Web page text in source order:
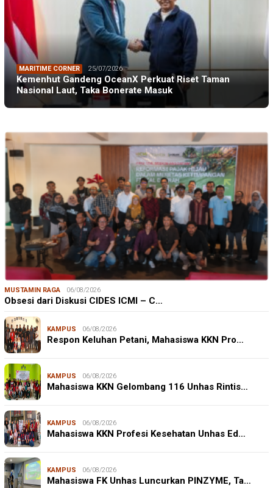
MARITIME CORNER 25/07/2026
Kemenhut Gandeng OceanX Perkuat Riset Taman
Nasional Laut, Taka Bonerate Masuk
MUSTAMIN RAGA 06/08/2026
Obsesi dari Diskusi CIDES ICMI – C…
KAMPUS 06/08/2026
Respon Keluhan Petani, Mahasiswa KKN Pro…
KAMPUS 06/08/2026
Mahasiswa KKN Gelombang 116 Unhas Rintis…
KAMPUS 06/08/2026
Mahasiswa KKN Profesi Kesehatan Unhas Ed…
KAMPUS 06/08/2026
Mahasiswa FK Unhas Luncurkan PINZYME, Ta…